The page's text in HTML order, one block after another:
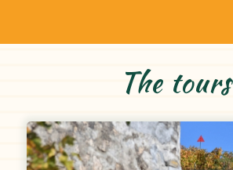
The tours